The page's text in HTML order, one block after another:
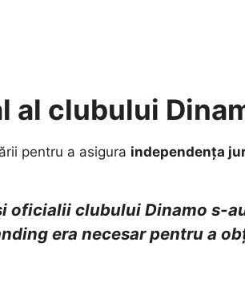
al clubului
pentru a asigura independența
oficialii clubului Dinamo s-
era necesar pentru a